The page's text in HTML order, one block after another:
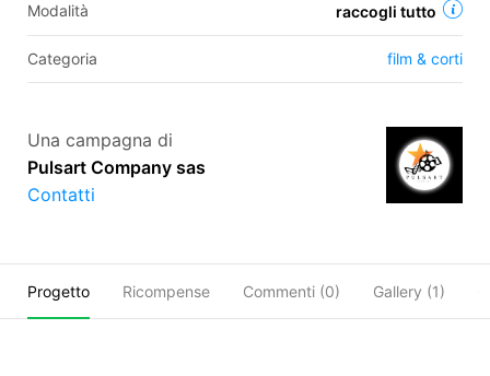
Modalità raccogli tutto
Categoria film & corti
Una campagna di
Pulsart Company sas
Contatti
Progetto Ricompense Commenti (0) Gallery (1)